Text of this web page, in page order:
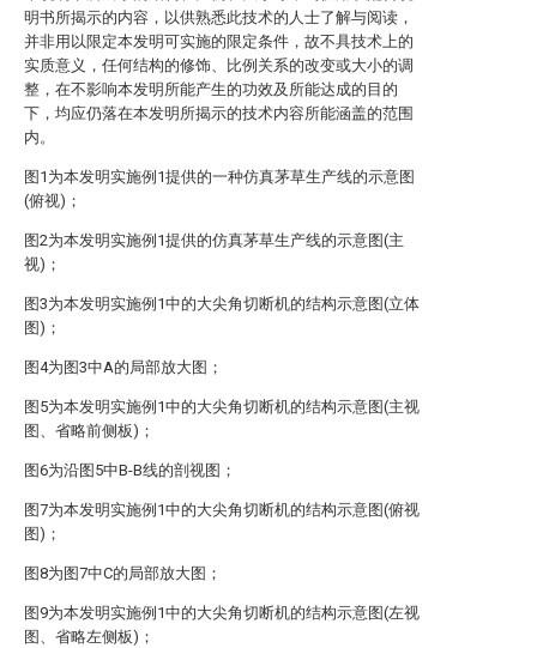
明书所揭示的内容，以供熟悉此技术的人士了解与阅读，
并非用以限定本发明可实施的限定条件，故不具技术上的
实质意义，任何结构的修饰、比例关系的改变或大小的调
整，在不影响本发明所能产生的功效及所能达成的目的
下，均应仍落在本发明所揭示的技术内容所能涵盖的范围
内。
图1为本发明实施例1提供的一种仿真茅草生产线的示意图
(俯视)；
图2为本发明实施例1提供的仿真茅草生产线的示意图(主
视)；
图3为本发明实施例1中的大尖角切断机的结构示意图(立体
图)；
图4为图3中A的局部放大图；
图5为本发明实施例1中的大尖角切断机的结构示意图(主视
图、省略前侧板)；
图6为沿图5中B-B线的剖视图；
图7为本发明实施例1中的大尖角切断机的结构示意图(俯视
图)；
图8为图7中C的局部放大图；
图9为本发明实施例1中的大尖角切断机的结构示意图(左视
图、省略左侧板)；